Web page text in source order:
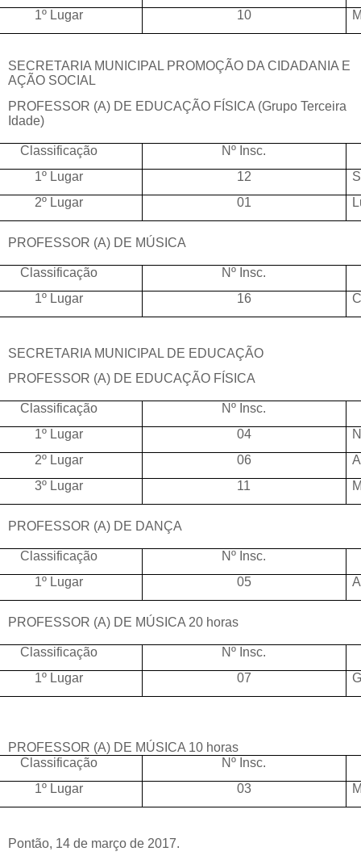
1º Lugar
10
SECRETARIA MUNICIPAL PROMOÇÃO DA CIDADANIA E
AÇÃO SOCIAL
PROFESSOR (A) DE EDUCAÇÃO FÍSICA (Grupo Terceira
Idade)
Classificação
Nº Insc.
1º Lugar
12
2º Lugar
01
PROFESSOR (A) DE MÚSICA
Classificação
Nº Insc.
1º Lugar
16
SECRETARIA MUNICIPAL DE EDUCAÇÃO
PROFESSOR (A) DE EDUCAÇÃO FÍSICA
Classificação
Nº Insc.
1º Lugar
04
2º Lugar
06
3º Lugar
11
PROFESSOR (A) DE DANÇA
Classificação
Nº Insc.
1º Lugar
05
PROFESSOR (A) DE MÚSICA 20 horas
Classificação
Nº Insc.
1º Lugar
07
PROFESSOR (A) DE MÚSICA 10 horas
Classificação
Nº Insc.
1º Lugar
03
Pontão, 14 de março de 2017.